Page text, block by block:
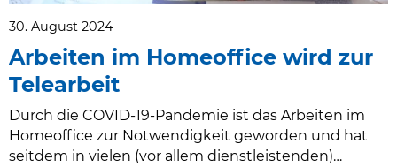
30. August 2024
Arbeiten im Homeoffice wird zur
Telearbeit
Durch die COVID-19-Pandemie ist das Arbeiten im
Homeoffice zur Notwendigkeit geworden und hat
seitdem in vielen (vor allem dienstleistenden)